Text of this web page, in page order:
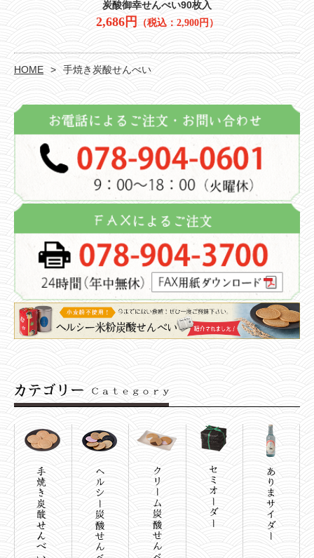
炭酸御幸せんべい90枚入
2,686円 （税込：2,900円）
HOME 手焼き炭酸せんべい